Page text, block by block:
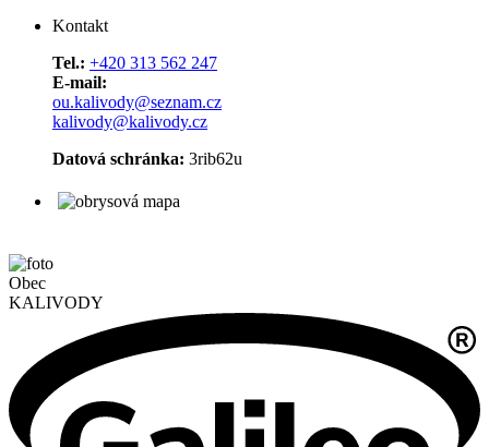
Kontakt
Tel.: +420 313 562 247
E-mail:
ou.kalivody@seznam.cz
kalivody@kalivody.cz
Datová schránka: 3rib62u
Obec
KALIVODY